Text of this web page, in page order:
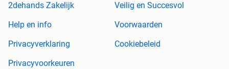
2dehands Zakelijk
Veilig en Succesvol
Help en info
Voorwaarden
Privacyverklaring
Cookiebeleid
Privacyvoorkeuren